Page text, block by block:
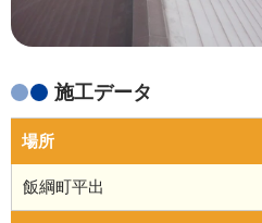
施工データ
場所
飯綱町平出